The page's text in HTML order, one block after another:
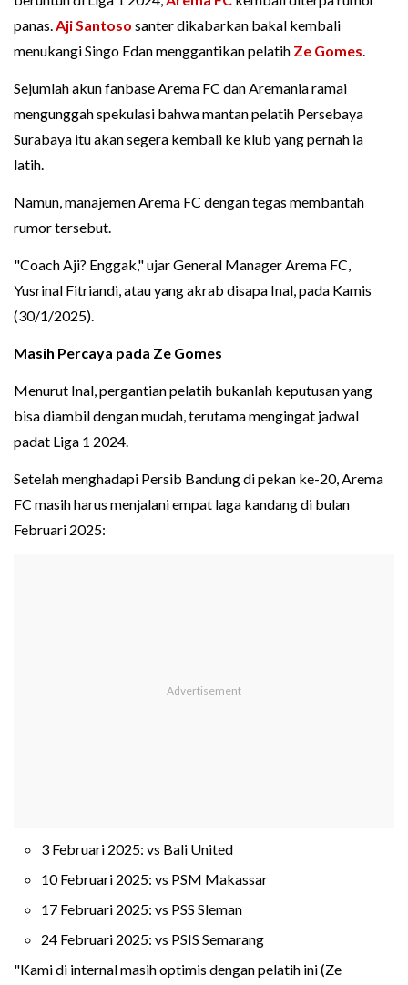
panas.Aji Santoso santer dikabarkan bakal kembali
menukangi Singo Edan menggantikan pelatih Ze Gomes.
Sejumlah akun fanbase Arema FC dan Aremania ramai
mengunggah spekulasi bahwa mantan pelatih Persebaya
Surabaya itu akan segera kembali ke klub yang pernah ia
latih.
Namun, manajemen Arema FC dengan tegas membantah
rumor tersebut.
"Coach Aji? Enggak," ujar General Manager Arema FC,
Yusrinal Fitriandi, atau yang akrab disapa Inal, pada Kamis
(30/1/2025).
Masih Percaya pada Ze Gomes
Menurut Inal, pergantian pelatih bukanlah keputusan yang
bisa diambil dengan mudah, terutama mengingat jadwal
padat Liga 1 2024.
Setelah menghadapi Persib Bandung di pekan ke-20, Arema
FC masih harus menjalani empat laga kandang di bulan
Februari 2025:
3 Februari 2025: vs Bali United
10 Februari 2025: vs PSM Makassar
17 Februari 2025: vs PSS Sleman
24 Februari 2025: vs PSIS Semarang
"Kami di internal masih optimis dengan pelatih ini (Ze